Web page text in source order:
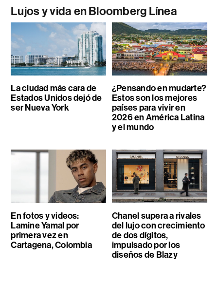
Lujos y vida en Bloomberg Línea
La ciudad más cara de
Estados Unidos dejó de
ser Nueva York
¿Pensando en mudarte?
Estos son los mejores
países para vivir en
2026 en América Latina
y el mundo
En fotos y videos:
Lamine Yamal por
primera vez en
Cartagena, Colombia
Chanel supera a rivales
del lujo con crecimiento
de dos dígitos,
impulsado por los
diseños de Blazy